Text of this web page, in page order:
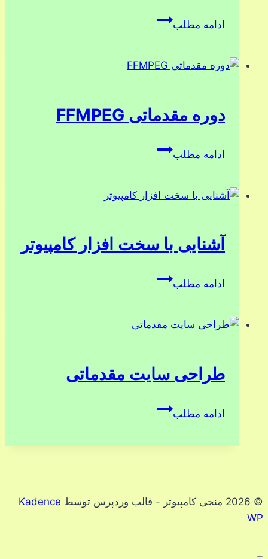
ادامه مطلببرنامه
اسکرچ
دوره مقدماتی FFMPEG
ادامه مطلبدوره
آشنایی با سخت افزار کامپیوتر
ادامه مطلبآشنایی
افزار
طراحی سایت مقدماتی
ادامه مطلبطراحی
© 2026 منجی کامپیوتر - قالب وردپرس توسط
Kadence
WP